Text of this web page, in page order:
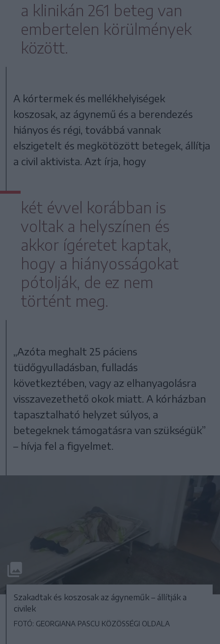
a klinikán 261 beteg van
embertelen körülmények
között.
A kórtermek és mellékhelyiségek
koszosak, az ágynemű és a berendezés
hiányos és régi, továbbá vannak
elszigetelt és megkötözött betegek, állítja
a civil aktivista. Azt írja, hogy
két évvel korábban is
voltak a helyszínen és
akkor ígéretet kaptak,
hogy a hiányosságokat
pótolják, de ez nem
történt meg.
„Azóta meghalt 25 páciens
tüdőgyulladásban, fulladás
következtében, vagy az elhanyagolásra
visszavezethető okok miatt. A kórházban
tapasztalható helyzet súlyos, a
betegeknek támogatásra van szükségük”
– hívja fel a figyelmet.
Szakadtak és koszosak az ágyneműk – állítják a
civilek
FOTÓ: GEORGIANA PASCU KÖZÖSSÉGI OLDALA